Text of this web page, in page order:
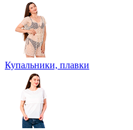
Купальники, плавки